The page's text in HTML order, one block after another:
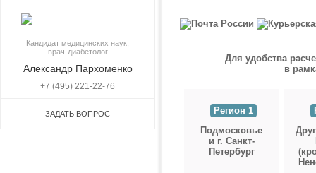
Кандидат медицинских наук,
врач-диабетолог
Александр Пархоменко
+7 (495) 221-22-76
ЗАДАТЬ ВОПРОС
Для удобства
в
Регион 1
Подмосковье
и г. Санкт-
Петербург